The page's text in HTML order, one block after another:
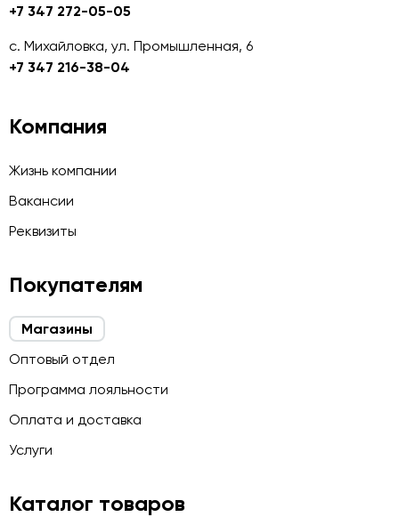
+7 347 272-05-05
с. Михайловка, ул. Промышленная, 6
+7 347 216-38-04
Компания
Жизнь компании
Вакансии
Реквизиты
Покупателям
Магазины
Оптовый отдел
Программа лояльности
Оплата и доставка
Услуги
Каталог товаров